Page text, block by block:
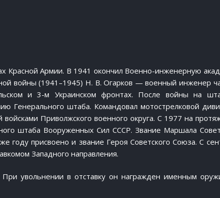
Красной Армии. В 1941 окончил Военно-инженерную
войны (1941–1945) Н. В. Огарков — военный инженер
и 3-м Украинском фронтах. После войны на
Генерального штаба. Командовал мотострелковой
Приволжского военного округа. С 1977 на
штаба Вооруженных Сил СССР. Звание Маршала
году присвоено и звание Героя Советского Союза. С
Западного направления.
увольнении в отставку он награжден именным